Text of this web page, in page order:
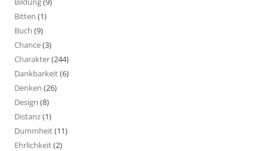
Bitten (1)
Buch (9)
Chance(3)
Charakter(244)
Dankbarkeit(6)
Denken (26)
Design (8)
Distanz(1)
Dummheit(11)
Ehrlichkeit(2)